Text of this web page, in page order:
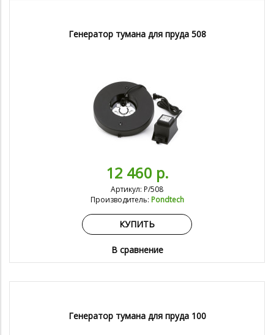
Генератор тумана для пруда 508
12 460 р.
Артикул: P/508
Производитель: Pondtech
КУПИТЬ
В сравнение
Генератор тумана для пруда 100